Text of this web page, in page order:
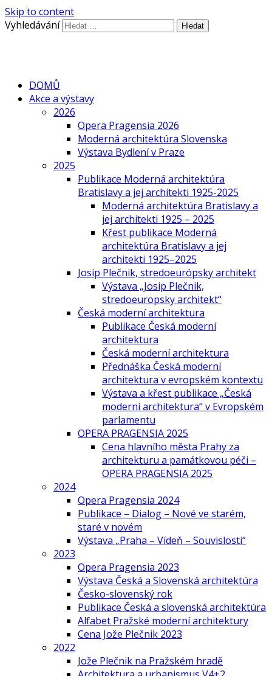
Skip to content
Vyhledávání
DOMŮ
Akce a výstavy
2026
Opera Pragensia 2026
Moderná architektúra Slovenska
Výstava Bydlení v Praze
2025
Publikace Moderná architektúra
Bratislavy a jej architekti 1925-2025
Moderná architektúra Bratislavy a
jej architekti 1925 – 2025
Křest publikace Moderná
architektúra Bratislavy a jej
architekti 1925–2025
Josip Plečnik, stredoeurópsky architekt
Výstava „Josip Plečnik,
stredoeuropsky architekt“
Česká moderní architektura
Publikace Česká moderní
architektura
Česká moderní architektura
Přednáška Česká moderní
architektura v evropském kontextu
Výstava a křest publikace „Česká
moderní architektura“ v Evropském
parlamentu
OPERA PRAGENSIA 2025
Cena hlavního města Prahy za
architekturu a památkovou péči –
OPERA PRAGENSIA 2025
2024
Opera Pragensia 2024
Publikace – Dialog – Nové ve starém,
staré v novém
Výstava „Praha – Vídeň – Souvislosti“
2023
Opera Pragensia 2023
Výstava Česká a Slovenská architektúra
Česko-slovenský rok
Publikace Česká a slovenská architektúra
Alfabet Pražské moderní architektury
Cena Jože Plečnik 2023
2022
Jože Plečnik na Pražském hradě